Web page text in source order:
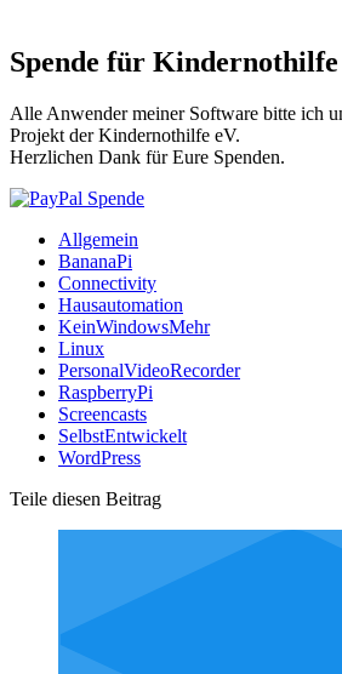
Spende für Kindernothilfe
Alle Anwender meiner Software bitte ich
Projekt der Kindernothilfe eV.
Herzlichen Dank für Eure Spenden.
Allgemein
BananaPi
Connectivity
Hausautomation
KeinWindowsMehr
Linux
PersonalVideoRecorder
RaspberryPi
Screencasts
SelbstEntwickelt
WordPress
Teile diesen Beitrag